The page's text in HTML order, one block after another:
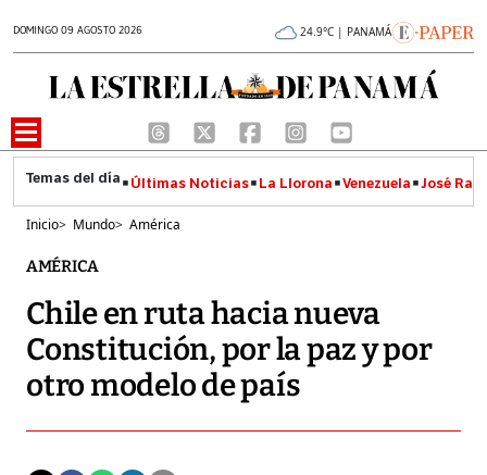
DOMINGO 09 AGOSTO 2026 24.9°C | PANAMÁ
Últimas Noticias La Llorona Venezuela José
Inicio> Mundo> América
AMÉRICA
Chile en ruta hacia nueva
Constitución, por la paz y por
otro modelo de país